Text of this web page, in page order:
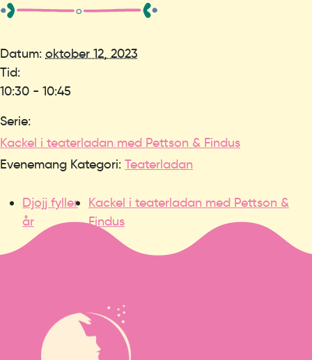
Datum: oktober 12, 2023
Tid:
10:30 - 10:45
Serie:
Kackel i teaterladan med Pettson & Findus
Evenemang Kategori: Teaterladan
Djojj fyller
år
Kackel i teaterladan med Pettson &
Findus